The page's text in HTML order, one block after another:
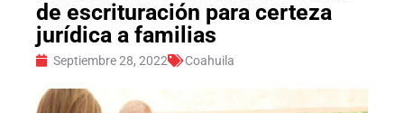
de escrituración para certeza
jurídica a familias
Septiembre 28, 2022 Coahuila